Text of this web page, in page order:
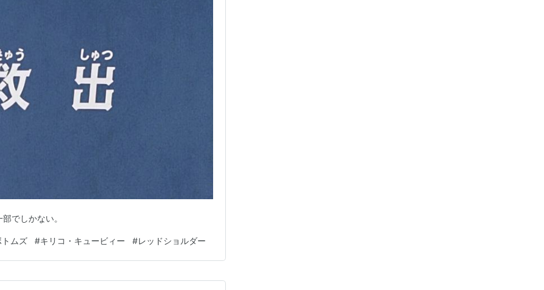
でしかない。
ムズ #キリコ・キュービィー #レッドショルダー